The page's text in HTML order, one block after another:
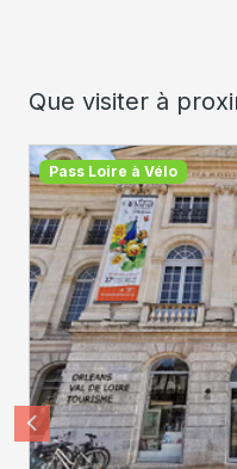
Que visiter à
Pass Loire à Vélo